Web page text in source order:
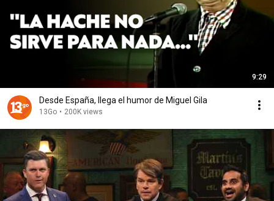
9:29
Desde España, llega el humor de Miguel Gila
13Go • 200K views